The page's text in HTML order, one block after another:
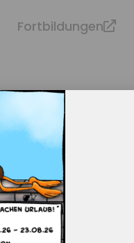
Fortbildungen
Rechtliches
Widerruf für
Widerruf